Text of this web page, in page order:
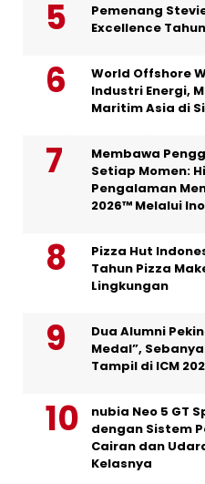
Pemenang
Excellence
World Offshore
Industri Energi,
Maritim Asia di
Membawa
Setiap Momen:
Pengalaman
2026™ Melalui
Pizza Hut
Tahun Pizza
Lingkungan
Dua Alumni
Medal”,
Tampil di ICM
nubia Neo 5 GT
dengan Sistem
Cairan dan
Kelasnya